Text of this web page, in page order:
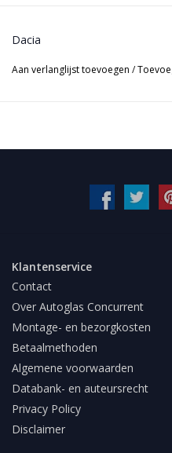
Dacia
Aan verlanglijst toevoegen /
Klantenservice
Contact
Over Autoglas Concurrent
Montage- en bezorgkosten
Betaalmethoden
Algemene voorwaarden
Databank- en auteursrecht
Privacy Policy
Disclaimer